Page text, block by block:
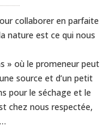
collaborer en parfaite
nature est ce qui nous
» où le promeneur peut
source et d’un petit
pour le séchage et le
chez nous respectée,